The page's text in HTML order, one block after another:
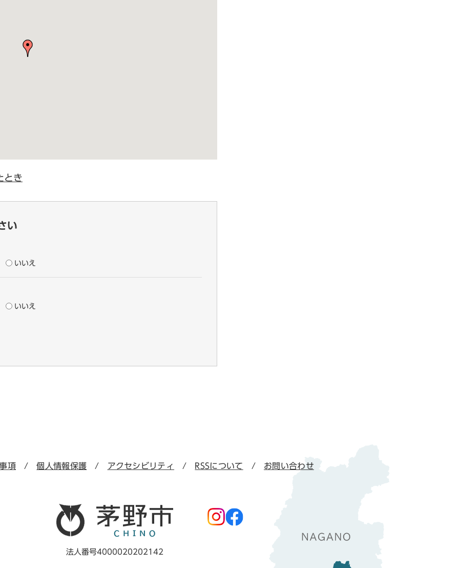
とき
い
いいえ
いいえ
項 個人情報保護 アクセシビリティ RSSについて お問い合わせ
法人番号4000020202142